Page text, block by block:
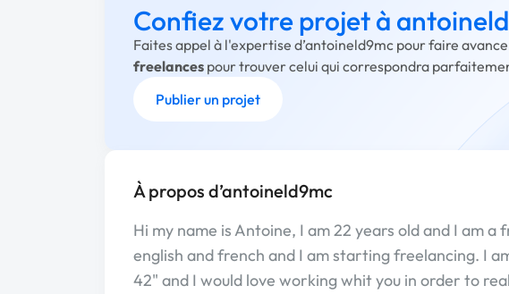
Confiez votre projet à
Faites appel à l'expertise d’antoineld9mc pour faire
freelances pour trouver celui qui correspondra
Publier un projet
À propos d’antoineld9mc
Hi my name is Antoine, I am 22 years old and I am
english and french and I am starting freelancing. I
42" and I would love working whit you in order to